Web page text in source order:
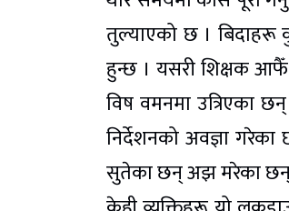
तुल्याएको छ । बिदाहरू
हुन्छ । यसरी शिक्षक आफैँ
विष वमनमा उत्रिएका
निर्देशनको अवज्ञा
सुतेका छन् अझ मरेका छन्’